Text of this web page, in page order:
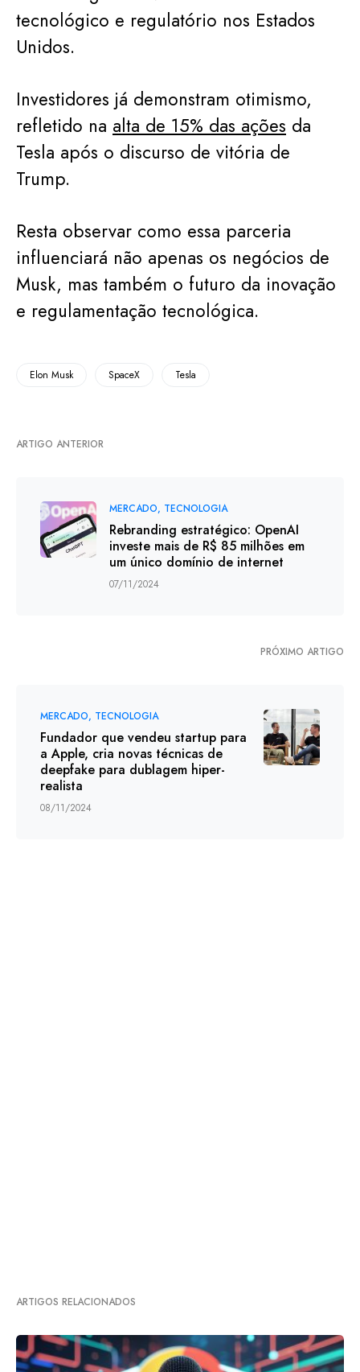
tecnológico e regulatório nos Estados
Unidos.
Investidores já demonstram otimismo,
refletido na alta de 15% das ações da
Tesla após o discurso de vitória de
Trump.
Resta observar como essa parceria
influenciará não apenas os negócios de
Musk, mas também o futuro da inovação
e regulamentação tecnológica.
Elon Musk SpaceX Tesla
ARTIGO ANTERIOR
MERCADO TECNOLOGIA
Rebranding estratégico: OpenAI
investe mais de R$ 85 milhões em
um único domínio de internet
07/11/2024
PRÓXIMO ARTIGO
MERCADO TECNOLOGIA
Fundador que vendeu startup para
a Apple, cria novas técnicas de
deepfake para dublagem hiper-
realista
08/11/2024
ARTIGOS RELACIONADOS